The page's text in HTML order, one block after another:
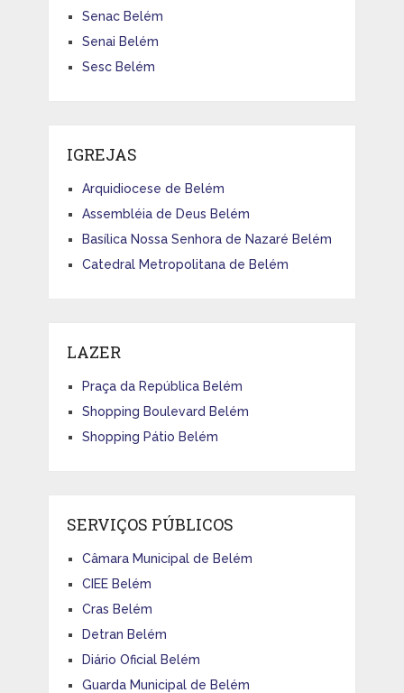
Senac Belém
Senai Belém
Sesc Belém
IGREJAS
Arquidiocese de Belém
Assembléia de Deus Belém
Basílica Nossa Senhora de Nazaré Belém
Catedral Metropolitana de Belém
LAZER
Praça da República Belém
Shopping Boulevard Belém
Shopping Pátio Belém
SERVIÇOS PÚBLICOS
Câmara Municipal de Belém
CIEE Belém
Cras Belém
Detran Belém
Diário Oficial Belém
Guarda Municipal de Belém